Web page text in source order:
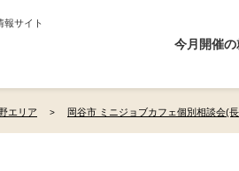
報サイト
今月開催
エリア 岡谷市 ミニジョブカフェ個別相談会(